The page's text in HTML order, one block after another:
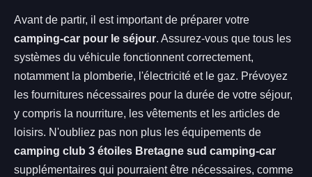
Avant de partir, il est important de préparer votre
camping-car pour le séjour. Assurez-vous que tous les
systèmes du véhicule fonctionnent correctement,
notamment la plomberie, l'électricité et le gaz. Prévoyez
les fournitures nécessaires pour la durée de votre séjour,
y compris la nourriture, les vêtements et les articles de
loisirs. N'oubliez pas non plus les équipements de
camping club 3 étoiles Bretagne sud camping-car
supplémentaires qui pourraient être nécessaires, comme